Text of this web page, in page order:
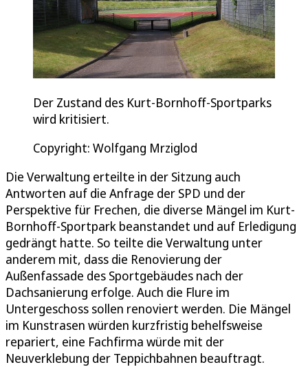
Der Zustand des Kurt-Bornhoff-Sportparks
wird kritisiert.
Copyright: Wolfgang Mrziglod
Die Verwaltung erteilte in der Sitzung auch
Antworten auf die Anfrage der SPD und der
Perspektive für Frechen, die diverse Mängel im Kurt-
Bornhoff-Sportpark beanstandet und auf Erledigung
gedrängt hatte. So teilte die Verwaltung unter
anderem mit, dass die Renovierung der
Außenfassade des Sportgebäudes nach der
Dachsanierung erfolge. Auch die Flure im
Untergeschoss sollen renoviert werden. Die Mängel
im Kunstrasen würden kurzfristig behelfsweise
repariert, eine Fachfirma würde mit der
Neuverklebung der Teppichbahnen beauftragt.